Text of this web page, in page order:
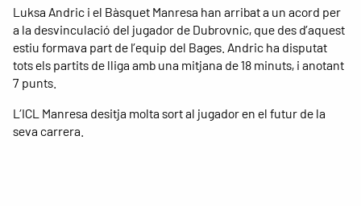
Luksa Andric i el Bàsquet Manresa han arribat a un acord per
a la desvinculació del jugador de Dubrovnic, que des d’aquest
estiu formava part de l’equip del Bages. Andric ha disputat
tots els partits de lliga amb una mitjana de 18 minuts, i anotant
7 punts.
L’ICL Manresa desitja molta sort al jugador en el futur de la
seva carrera.